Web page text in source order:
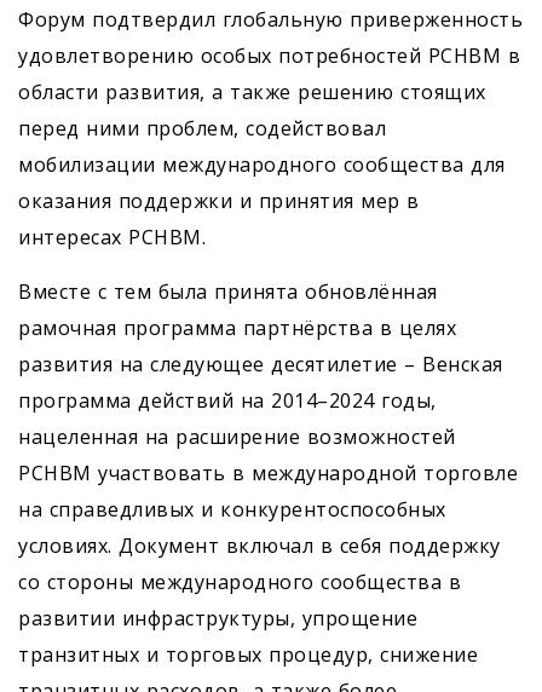
Форум подтвердил глобальную приверженность
удовлетворению особых потребностей РСНВМ в
области развития, а также решению стоящих
перед ними проблем, содействовал
мобилизации международного сообщества для
оказания поддержки и принятия мер в
интересах РСНВМ.
Вместе с тем была принята обновлённая
рамочная программа партнёрства в целях
развития на следующее десятилетие – Венская
программа действий на 2014–2024 годы,
нацеленная на расширение возможностей
РСНВМ участвовать в международной торговле
на справедливых и конкурентоспособных
условиях. Документ включал в себя поддержку
со стороны международного сообщества в
развитии инфраструктуры, упрощение
транзитных и торговых процедур, снижение